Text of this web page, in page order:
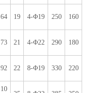
64 19 4-Φ19 250 160
73 21 4-Φ22 290 180
92 22 8-Φ19 330 220
10